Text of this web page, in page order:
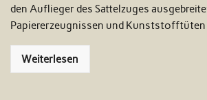
den Auflieger des Sattelzuges
Papiererzeugnissen und Kunststofftüten
Weiterlesen